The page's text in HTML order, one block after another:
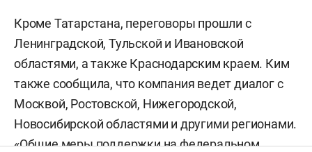
Кроме Татарстана, переговоры прошли с
Ленинградской, Тульской и Ивановской
областями, а также Краснодарским краем. Ким
также сообщила, что компания ведет диалог с
Москвой, Ростовской, Нижегородской,
Новосибирской областями и другими регионами.
«Общие меры поддержки на федеральном